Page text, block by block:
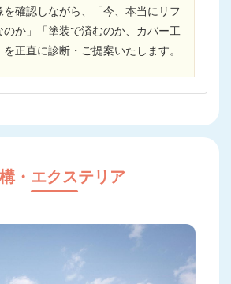
を確認しながら、「今、本当にリフ
のか」「塗装で済むのか、カバー工
正直に診断・ご提案いたします。
・エクステリア